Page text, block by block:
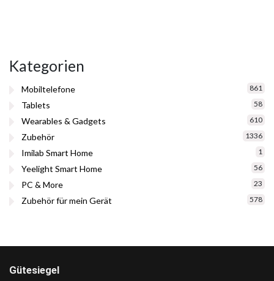
Kategorien
Mobiltelefone 861
Tablets 58
Wearables & Gadgets 610
Zubehör 1336
Imilab Smart Home 1
Yeelight Smart Home 56
PC & More 23
Zubehör für mein Gerät 578
Gütesiegel